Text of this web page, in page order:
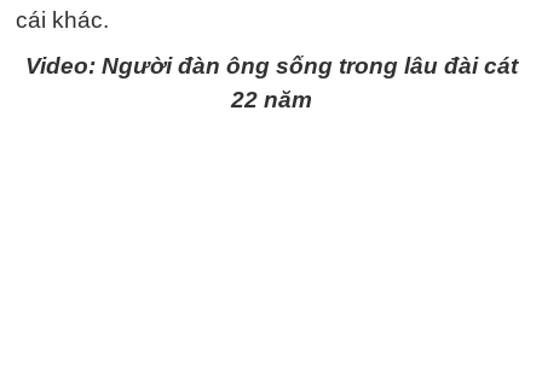
cái khác.
Video: Người đàn ông sống trong lâu đài cát
22 năm